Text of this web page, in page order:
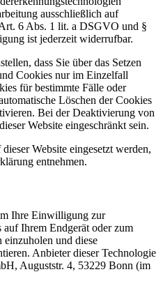
ausschließlich auf
6 Abs. 1 lit. a DSGVO und §
ist jederzeit widerrufbar.
dass Sie über das Setzen
Cookies nur im Einzelfall
für bestimmte Fälle oder
Löschen der Cookies
Bei der Deaktivierung von
Website eingeschränkt sein.
Website eingesetzt werden,
entnehmen.
Ihre Einwilligung zur
auf Ihrem Endgerät oder zum
einzuholen und diese
Anbieter dieser Technologie
Auguststr. 4, 53229 Bonn (im